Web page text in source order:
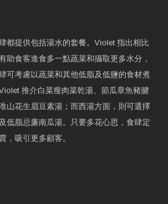
都提供包括湯水的套餐。Violet 指出相比
助食客進食多一點蔬菜和攝取更多水分，
可考慮以蔬菜和其他低脂及低鹽的食材煮
推介白菜瘦肉菜乾湯、節瓜章魚豬腱
山花生眉豆素湯；而西湯方面，則可選擇
低脂忌廉南瓜湯。只要多花心思，食肆定
，吸引更多顧客。